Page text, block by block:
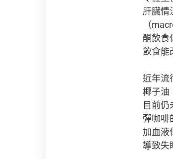
肝臟情
（
酮飲食
飲食能
近年流
椰子油
目前
彈咖啡
加血液
導致失